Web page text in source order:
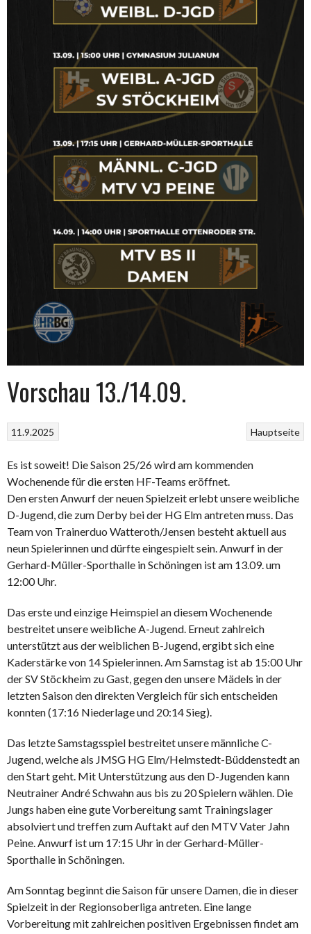
Vorschau 13./14.09.
Hauptseite
11.9.2025
Es ist soweit! Die Saison 25/26 wird am kommenden
Wochenende für die ersten HF-Teams eröffnet.
Den ersten Anwurf der neuen Spielzeit erlebt unsere weibliche
D-Jugend, die zum Derby bei der HG Elm antreten muss. Das
Team von Trainerduo Watteroth/Jensen besteht aktuell aus
neun Spielerinnen und dürfte eingespielt sein. Anwurf in der
Gerhard-Müller-Sporthalle in Schöningen ist am 13.09. um
12:00 Uhr.
Das erste und einzige Heimspiel an diesem Wochenende
bestreitet unsere weibliche A-Jugend. Erneut zahlreich
unterstützt aus der weiblichen B-Jugend, ergibt sich eine
Kaderstärke von 14 Spielerinnen. Am Samstag ist ab 15:00 Uhr
der SV Stöckheim zu Gast, gegen den unsere Mädels in der
letzten Saison den direkten Vergleich für sich entscheiden
konnten (17:16 Niederlage und 20:14 Sieg).
Das letzte Samstagsspiel bestreitet unsere männliche C-
Jugend, welche als JMSG HG Elm/Helmstedt-Büddenstedt an
den Start geht. Mit Unterstützung aus den D-Jugenden kann
Neutrainer André Schwahn aus bis zu 20 Spielern wählen. Die
Jungs haben eine gute Vorbereitung samt Trainingslager
absolviert und treffen zum Auftakt auf den MTV Vater Jahn
Peine. Anwurf ist um 17:15 Uhr in der Gerhard-Müller-
Sporthalle in Schöningen.
Am Sonntag beginnt die Saison für unsere Damen, die in dieser
Spielzeit in der Regionsoberliga antreten. Eine lange
Vorbereitung mit zahlreichen positiven Ergebnissen findet am